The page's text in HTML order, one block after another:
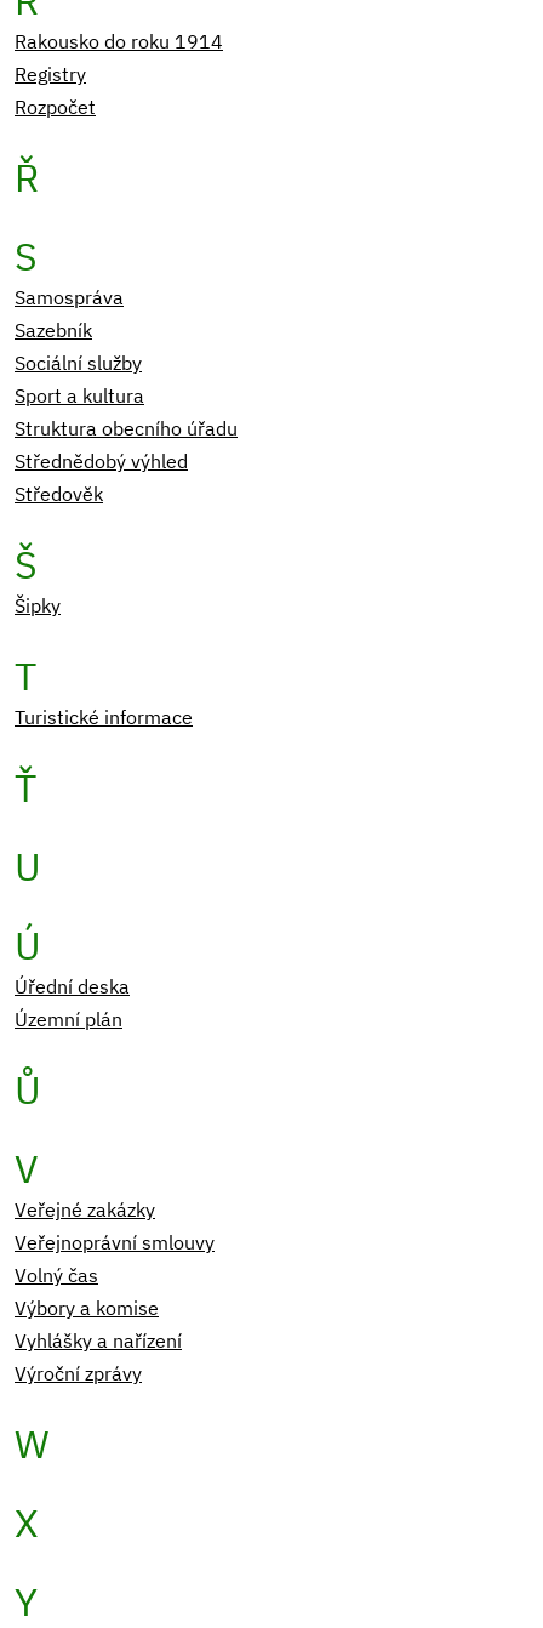
Rakousko do roku 1914
Registry
Rozpočet
Ř
S
Samospráva
Sazebník
Sociální služby
Sport a kultura
Struktura obecního úřadu
Střednědobý výhled
Středověk
Š
Šipky
T
Turistické informace
Ť
U
Ú
Úřední deska
Územní plán
Ů
V
Veřejné zakázky
Veřejnoprávní smlouvy
Volný čas
Výbory a komise
Vyhlášky a nařízení
Výroční zprávy
W
X
Y